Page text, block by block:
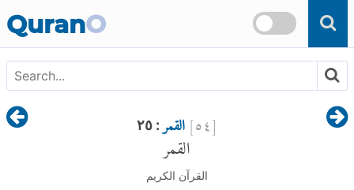
Skip to main content
QuranO
[٥٤]القمر : ٢٥ القمر
القرآن الكريم